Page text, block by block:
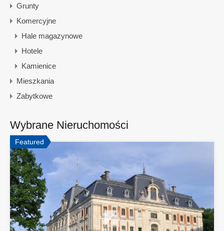
Grunty
Komercyjne
Hale magazynowe
Hotele
Kamienice
Mieszkania
Zabytkowe
Wybrane Nieruchomości
Featured